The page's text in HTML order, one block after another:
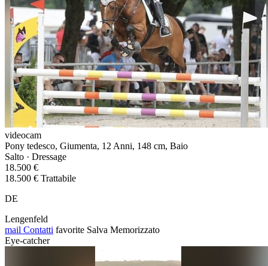
videocam
Pony tedesco, Giumenta, 12 Anni, 148 cm, Baio
Salto · Dressage
18.500 €
18.500 € Trattabile
DE
Lengenfeld
mail Contatti favorite Salva Memorizzato
Eye-catcher